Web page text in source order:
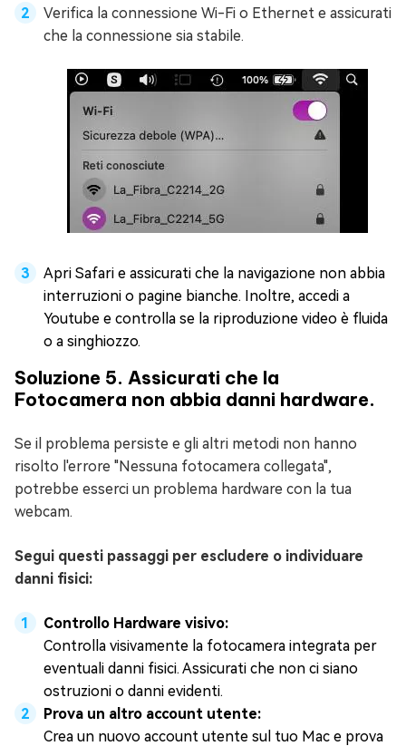
Verifica la connessione Wi-Fi o Ethernet e assicurati
che la connessione sia stabile.
Apri Safari e assicurati che la navigazione non abbia
interruzioni o pagine bianche. Inoltre, accedi a
Youtube e controlla se la riproduzione video è fluida
o a singhiozzo.
Soluzione 5. Assicurati che la
Fotocamera non abbia danni hardware.
Se il problema persiste e gli altri metodi non hanno
risolto l'errore "Nessuna fotocamera collegata",
potrebbe esserci un problema hardware con la tua
webcam.
Segui questi passaggi per escludere o individuare
danni fisici:
Controllo Hardware visivo:
Controlla visivamente la fotocamera integrata per
eventuali danni fisici. Assicurati che non ci siano
ostruzioni o danni evidenti.
Prova un altro account utente:
Crea un nuovo account utente sul tuo Mac e prova